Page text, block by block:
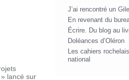
» lancé sur
J’ai rencontré un
En revenant du
Écrire. Du blog au
Doléances d’Oléron
Les cahiers
national